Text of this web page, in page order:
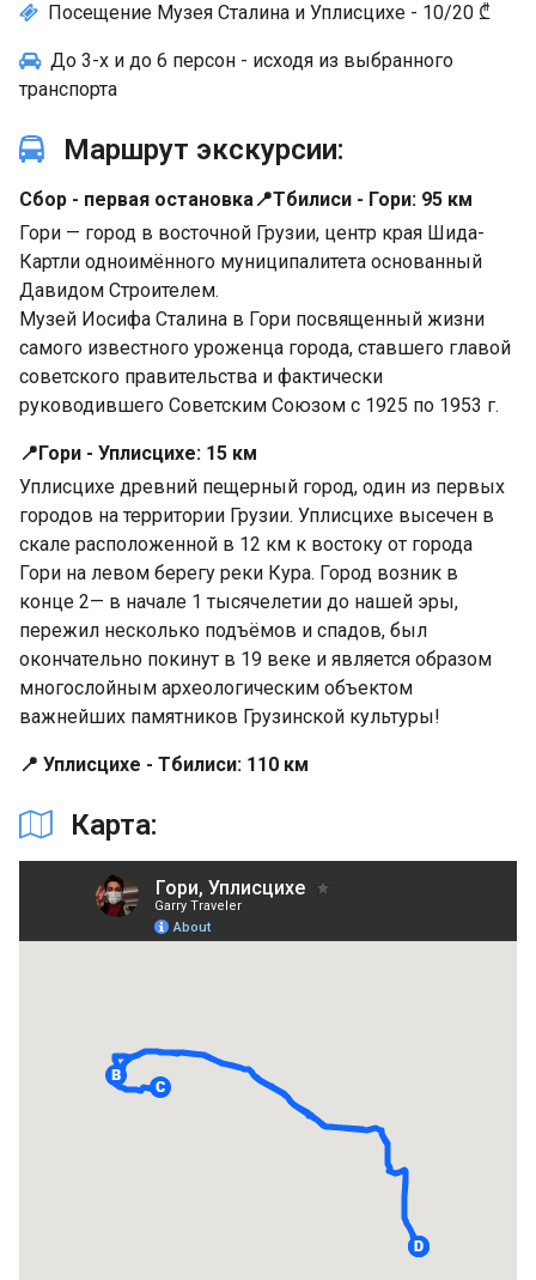
Посещение Музея Сталина и Уплисцихе - 10/20 ₾
До 3-х и до 6 персон - исходя из выбранного
транспорта
Маршрут экскурсии:
Сбор - первая остановка📍Тбилиси - Гори: 95 км
Гори — город в восточной Грузии, центр края Шида-
Картли одноимённого муниципалитета основанный
Давидом Строителем.
Музей Иосифа Сталина в Гори посвященный жизни
самого известного уроженца города, ставшего главой
советского правительства и фактически
руководившего Советским Союзом с 1925 по 1953 г.
📍Гори - Уплисцихе: 15 км
Уплисцихе древний пещерный город, один из первых
городов на территории Грузии. Уплисцихе высечен в
скале расположенной в 12 км к востоку от города
Гори на левом берегу реки Кура. Город возник в
конце 2— в начале 1 тысячелетии до нашей эры,
пережил несколько подъёмов и спадов, был
окончательно покинут в 19 веке и является образом
многослойным археологическим объектом
важнейших памятников Грузинской культуры!
📍 Уплисцихе - Тбилиси: 110 км
Карта: